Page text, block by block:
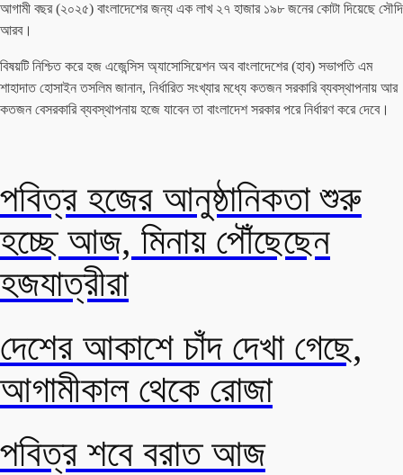
আগামী বছর (২০২৫) বাংলাদেশের জন্য এক লাখ ২৭ হাজার ১৯৮ জনের কোটা দিয়েছে সৌদি
আরব।
বিষয়টি নিশ্চিত করে হজ এজেন্সিস অ্যাসোসিয়েশন অব বাংলাদেশের (হাব) সভাপতি এম
শাহাদাত হোসাইন তসলিম জানান, নির্ধারিত সংখ্যার মধ্যে কতজন সরকারি ব্যবস্থাপনায় আর
কতজন বেসরকারি ব্যবস্থাপনায় হজে যাবেন তা বাংলাদেশ সরকার পরে নির্ধারণ করে দেবে।
পবিত্র হজের আনুষ্ঠানিকতা শুরু
হচ্ছে আজ, মিনায় পৌঁছেছেন
হজযাত্রীরা
দেশের আকাশে চাঁদ দেখা গেছে,
আগামীকাল থেকে রোজা
পবিত্র শবে বরাত আজ